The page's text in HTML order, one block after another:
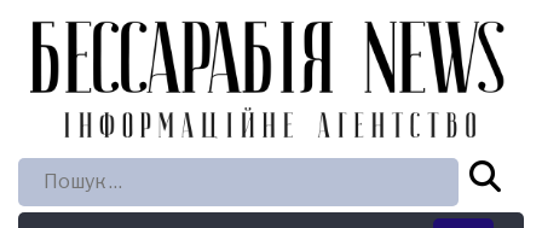
Пошук: